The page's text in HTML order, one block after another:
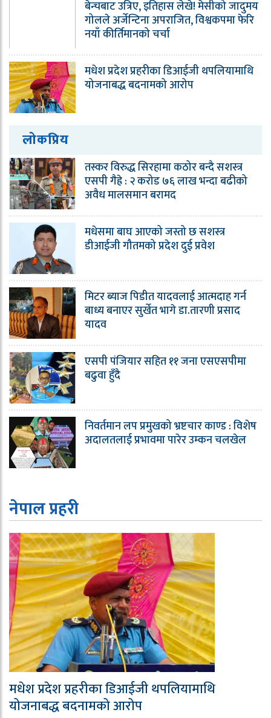
बेन्चबाट उत्रिए, इतिहास लेखे! मेसीको जादुमय
गोलले अर्जेन्टिना अपराजित, विश्वकपमा फेरि
नयाँ कीर्तिमानको चर्चा
मधेश प्रदेश प्रहरीका डिआईजी थपलियामाथि
योजनाबद्ध बदनामको आरोप
लोकप्रिय
तस्कर विरुद्ध सिरहामा कठोर बन्दै सशस्त्र
एसपी गैह्रे : २ करोड ७६ लाख भन्दा बढीको
अवैध मालसमान बरामद
मधेसमा बाघ आएको जस्तो छ सशस्त्र
डीआईजी गौतमको प्रदेश दुई प्रवेश
मिटर ब्याज पिडीत यादवलाई आत्मदाह गर्न
बाध्य बनाएर सुर्खेत भागे डा.तारणी प्रसाद
यादव
एसपी पंजियार सहित ११ जना एसएसपीमा
बढुवा हुँदै
निवर्तमान लप प्रमुखको भ्रष्टचार काण्ड : विशेष
अदालतलाई प्रभावमा पारेर उम्कन चलखेल
नेपाल प्रहरी
मधेश प्रदेश प्रहरीका डिआईजी थपलियामाथि
योजनाबद्ध बदनामको आरोप